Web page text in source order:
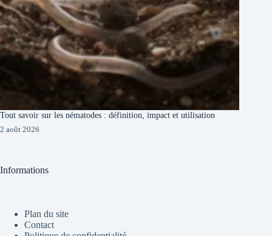
Tout savoir sur les nématodes : définition, impact et utilisation
2 août 2026
Informations
Plan du site
Contact